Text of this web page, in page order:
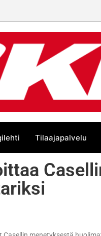
Tilaajapalvelu